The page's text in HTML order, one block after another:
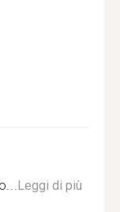
Leggi di più